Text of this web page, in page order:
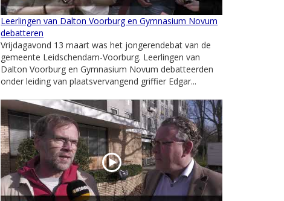
Leerlingen van Dalton Voorburg en Gymnasium Novum
debatteren
Vrijdagavond 13 maart was het jongerendebat van de
gemeente Leidschendam-Voorburg. Leerlingen van
Dalton Voorburg en Gymnasium Novum debatteerden
onder leiding van plaatsvervangend griffier Edgar...